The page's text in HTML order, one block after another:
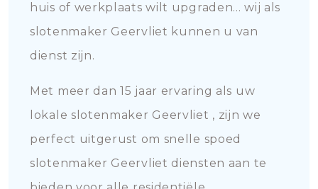
huis of werkplaats wilt upgraden... wij als
slotenmaker Geervliet kunnen u van
dienst zijn.
Met meer dan 15 jaar ervaring als uw
lokale slotenmaker Geervliet , zijn we
perfect uitgerust om snelle spoed
slotenmaker Geervliet diensten aan te